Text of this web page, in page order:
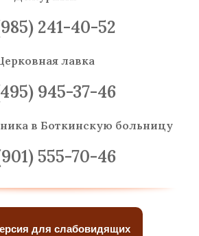
241-40-52
лавка
945-37-46
в Боткинскую больницу
555-70-46
для слабовидящих